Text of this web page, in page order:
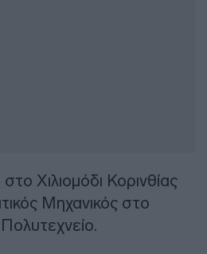
Χιλιομόδι Κορινθίας
Μηχανικός στο